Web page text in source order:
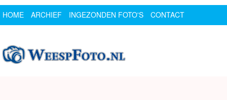
HOME ARCHIEF INGEZONDEN FOTO'S
CONTACT